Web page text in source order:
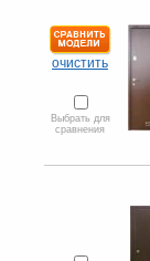
очистить
Выбрать для
сравнения